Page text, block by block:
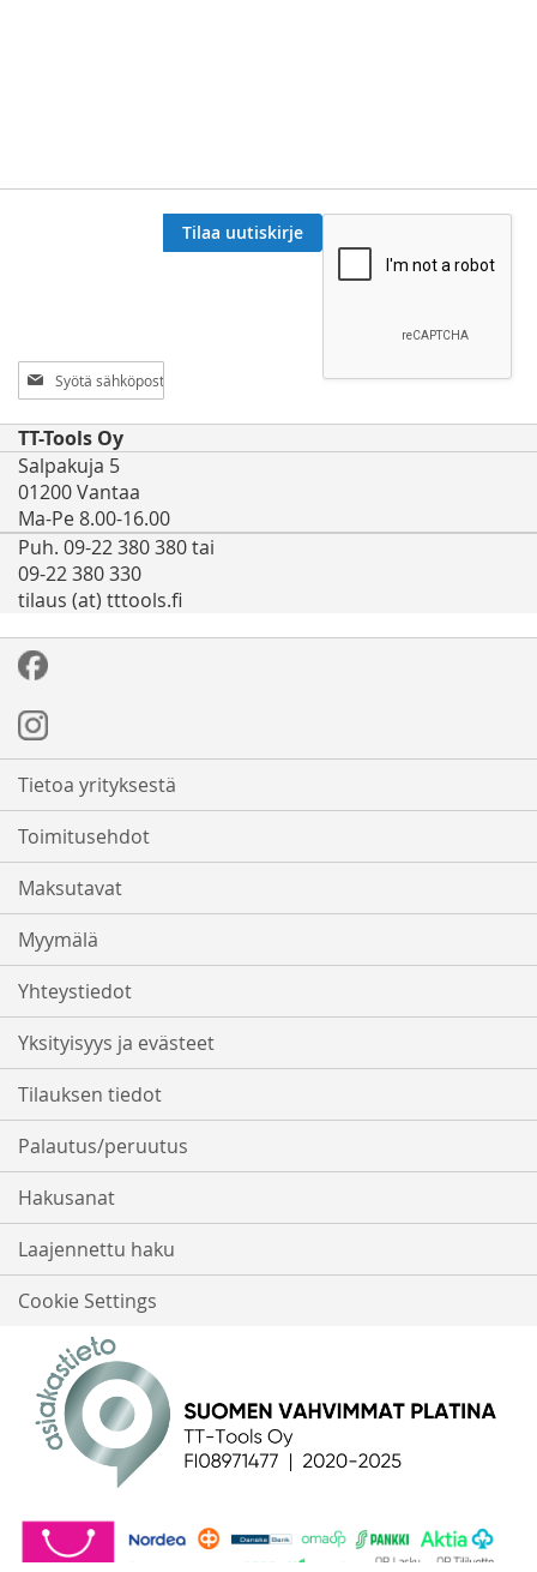
Tilaa
uutiskirjeemme:
Tilaa uutiskirje
TT-Tools Oy
Salpakuja 5
01200 Vantaa
Ma-Pe 8.00-16.00
Puh. 09-22 380 380 tai
09-22 380 330
tilaus (at) tttools.fi
Tietoa yrityksestä
Toimitusehdot
Maksutavat
Myymälä
Yhteystiedot
Yksityisyys ja evästeet
Tilauksen tiedot
Palautus/peruutus
Hakusanat
Laajennettu haku
Cookie Settings